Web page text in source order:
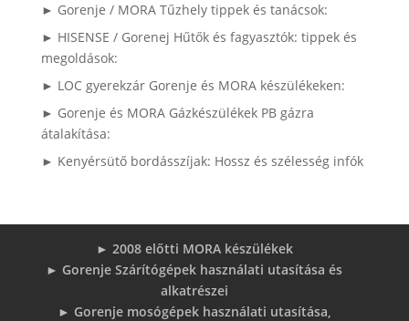
► Gorenje / MORA Tűzhely tippek és tanácsok:
► HISENSE / Gorenej Hűtők és fagyasztók: tippek és
megoldások:
► LOC gyerekzár Gorenje és MORA készülékeken:
► Gorenje és MORA Gázkészülékek PB gázra
átalakítása:
► Kenyérsütő bordásszíjak: Hossz és szélesség infók
► 2008 előtti MORA készülékek
► Gorenje Szárítógépek használati utasítása és
alkatrészei
► Gorenje mosógépek használati utasítása,